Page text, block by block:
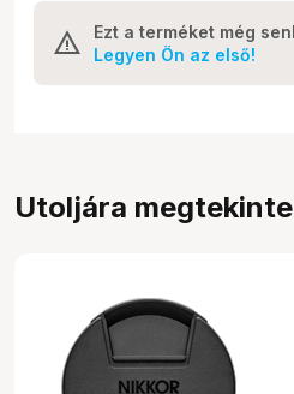
Ezt a terméket még
Legyen Ön az első!
Utoljára